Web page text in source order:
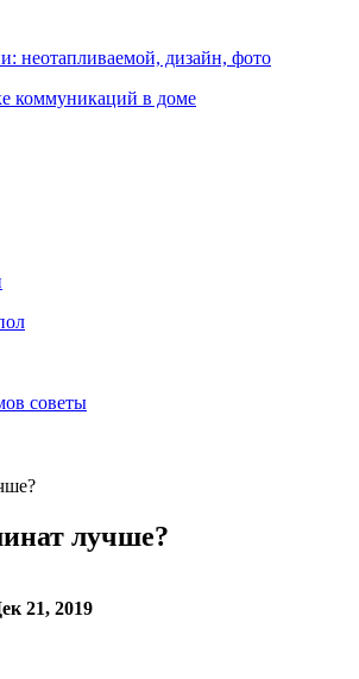
неотапливаемой, дизайн, фото
коммуникаций в доме
советы
лучше?
21, 2019